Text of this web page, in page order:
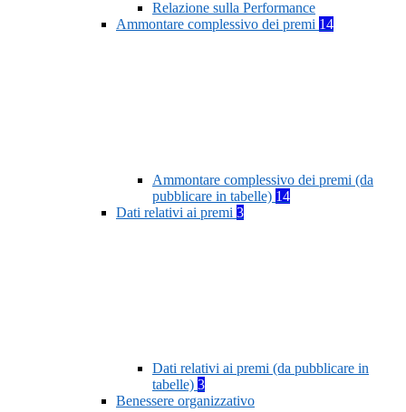
Relazione sulla Performance
Ammontare complessivo dei premi 14
Ammontare complessivo dei premi (da
pubblicare in tabelle) 14
Dati relativi ai premi 3
Dati relativi ai premi (da pubblicare in
tabelle) 3
Benessere organizzativo